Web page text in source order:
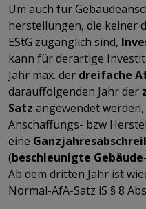
Um auch für
herstellungen, die keiner
EStG zugänglich sind,
kann für derartige
Jahr max. der dreifache
darauffolgenden Jahr der
Satz angewendet
Anschaffungs- bzw
eine
(beschleunigte
Ab dem dritten Jahr ist
Normal-AfA-Satz iS § 8